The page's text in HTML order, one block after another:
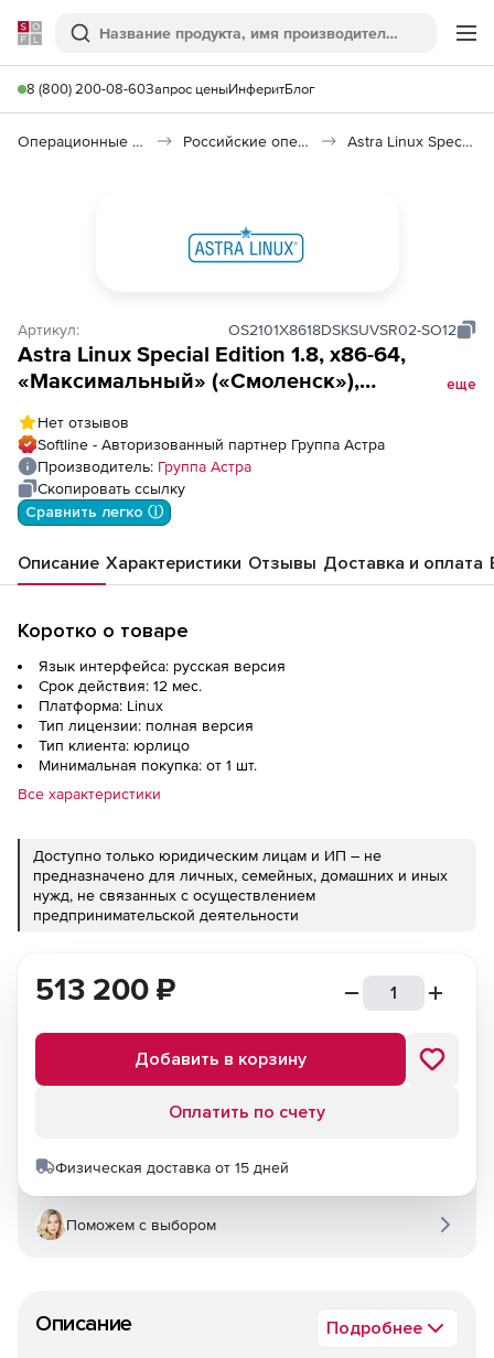
Softline
Поиск
8 (800) 200-08-60Запрос ценыИнферитБлог
Операционные системы Российские операционные системы (Импортозамещение) Astra Linux Special Edition
Артикул: OS2101X8618DSKSUVSR02-SO12
Astra Linux Special Edition 1.8, x86-64,
«Максимальный» («Смоленск»),
2 сокетов и неограниченного количества
виртуальных машин сроком на 12 мес., с
вкл. обновлениями Тип 1 на 12 мес.
еще
Нет отзывов
Softline - Авторизованный партнер Группа Астра
Производитель: Группа Астра
Скопировать ссылку
Сравнить легко ⓘ
Описание Характеристики Отзывы Доставка и оплата
Коротко о товаре
Язык интерфейса: русская версия
Срок действия: 12 мес.
Платформа: Linux
Тип лицензии: полная версия
Тип клиента: юрлицо
Минимальная покупка: от 1 шт.
Все характеристики
Доступно только юридическим лицам и ИП – не
предназначено для личных, семейных, домашних и иных
нужд, не связанных с осуществлением
предпринимательской деятельности
Описание Подробнее
513 200 ₽
Добавить в корзину
Оплатить по счету
Физическая доставка от 15 дней
Поможем с выбором